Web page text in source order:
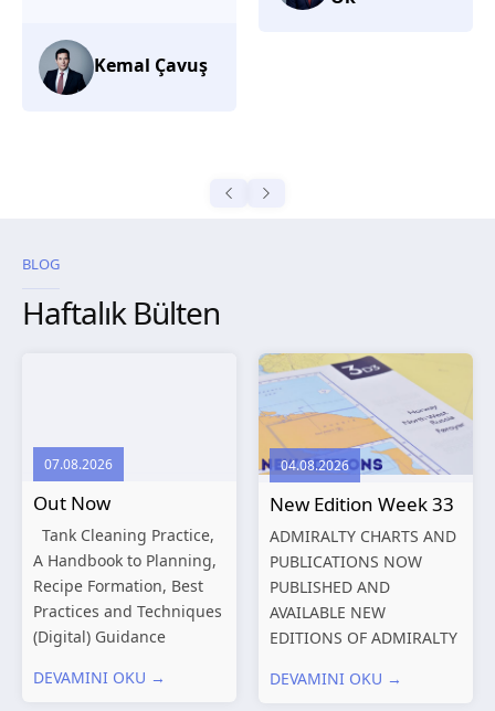
BLOG
Haftalık Bülten
07.08.2026
Out Now
Tank Cleaning Practice,
A Handbook to Planning,
Recipe Formation, Best
Practices and Techniques
(Digital) Guidance
Structures – Consolidated
DEVAMINI OKU →
04.08.2026
New Edition Week 33
ADMIRALTY CHARTS AND
PUBLICATIONS NOW
PUBLISHED AND
AVAILABLE NEW
EDITIONS OF ADMIRALTY
PUBLICATIONS New
DEVAMINI OKU →